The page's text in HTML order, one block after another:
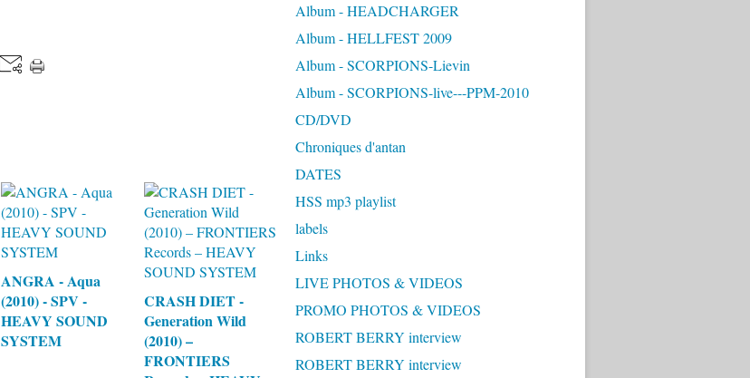
ANGRA - Aqua
(2010) - SPV -
HEAVY SOUND
SYSTEM
CRASH DIET -
Generation Wild
(2010) –
FRONTIERS
Album - HEADCHARGER
Album - HELLFEST 2009
Album - SCORPIONS-Lievin
Album - SCORPIONS-live---PPM-2010
CD/DVD
Chroniques d'antan
DATES
HSS mp3 playlist
labels
Links
LIVE PHOTOS & VIDEOS
PROMO PHOTOS & VIDEOS
ROBERT BERRY interview
ROBERT BERRY interview